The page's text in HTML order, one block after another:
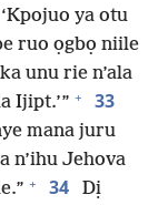
ya otu
ruo ọgbọ niile
unu rie n’ala
Ijipt.’” + 33
mana juru
n’ihu Jehova
+ 34
Dị